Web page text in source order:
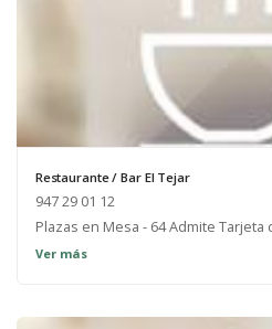
Restaurante / Bar El Tejar
947 29 01 12
Plazas en Mesa - 64 Admite
Urbanas
Ver más